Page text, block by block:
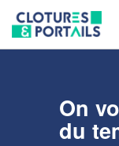
On
du